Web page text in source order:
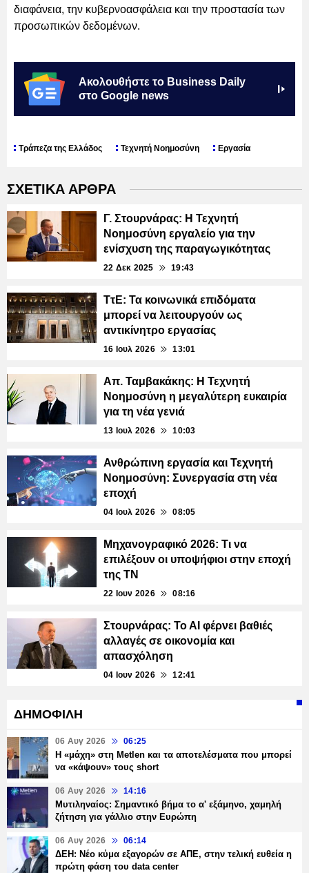
διαφάνεια, την κυβερνοασφάλεια και την προστασία των
προσωπικών δεδομένων.
Ακολουθήστε το Business Daily
στο Google news
Τράπεζα της Ελλάδος Τεχνητή Νοημοσύνη Εργασία
ΣΧΕΤΙΚΑ ΑΡΘΡΑ
Γ. Στουρνάρας: Η Τεχνητή
Νοημοσύνη εργαλείο για την
ενίσχυση της παραγωγικότητας
22 Δεκ 2025 19:43
ΤτΕ: Τα κοινωνικά επιδόματα
μπορεί να λειτουργούν ως
αντικίνητρο εργασίας
16 Ιουλ 2026 13:01
Απ. Ταμβακάκης: Η Τεχνητή
Νοημοσύνη η μεγαλύτερη ευκαιρία
για τη νέα γενιά
13 Ιουλ 2026 10:03
Ανθρώπινη εργασία και Τεχνητή
Νοημοσύνη: Συνεργασία στη νέα
εποχή
04 Ιουλ 2026 08:05
Μηχανογραφικό 2026: Τι να
επιλέξουν οι υποψήφιοι στην εποχή
της ΤΝ
22 Ιουν 2026 08:16
Στουρνάρας: To AI φέρνει βαθιές
αλλαγές σε οικονομία και
απασχόληση
04 Ιουν 2026 12:41
ΔΗΜΟΦΙΛΗ
06 Αυγ 2026 06:25
H «μάχη» στη Metlen και τα αποτελέσματα που μπορεί
να «κάψουν» τους short
06 Αυγ 2026 14:16
Μυτιληναίος: Σημαντικό βήμα το α' εξάμηνο, χαμηλή
ζήτηση για γάλλιο στην Ευρώπη
06 Αυγ 2026 06:14
ΔΕΗ: Νέο κύμα εξαγορών σε ΑΠΕ, στην τελική ευθεία η
πρώτη φάση του data center